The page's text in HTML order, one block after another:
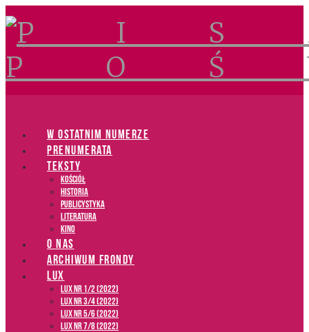
W OSTATNIM NUMERZE
PRENUMERATA
TEKSTY
Kościół
Historia
Publicystyka
Literatura
Kino
O NAS
ARCHIWUM FRONDY
LUX
LUX NR 1/2 (2022)
LUX NR 3/4 (2022)
LUX NR 5/6 (2022)
LUX NR 7/8 (2022)